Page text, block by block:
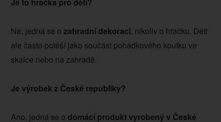
Je to hračka pro děti?
Ne, jedná se o zahradní dekoraci, nikoliv o hračku. Děti
ale často potěší jako součást pohádkového koutku ve
skalce nebo na zahradě.
Je výrobek z České republiky?
Ano, jedná se o domácí produkt vyrobený v České